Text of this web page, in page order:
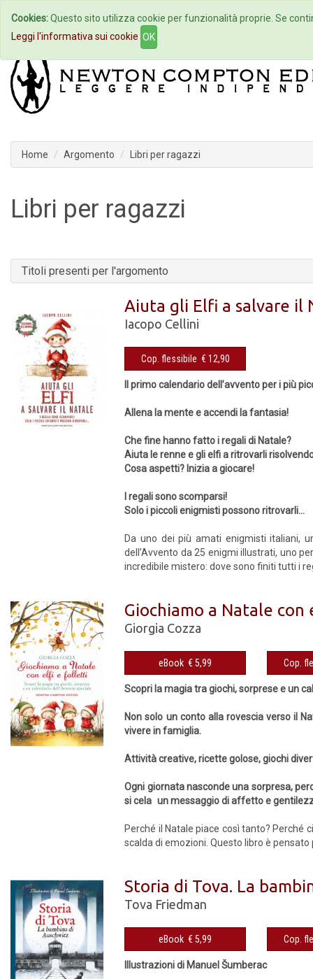
Home Autori Eventi
Home Argomento Libri per ragazzi
Libri per ragazzi
Titoli presenti per l'argomento
Aiuta gli Elfi a salvare il
Iacopo Cellini
Cop. flessibile € 12,90
Il primo calendario dell’avvento per i più
Allena la mente e accendi la fantasia!
Che fine hanno fatto i regali di Natale?
Aiuta le renne e gli elfi a ritrovarli
Cosa aspetti? Inizia a giocare!
I regali sono scomparsi!
Solo i piccoli enigmisti possono ritrovarli...
Da uno dei più amati enigmisti italiani,
dell’Avvento da 25 enigmi illustrati, uno
incredibile mistero: dove sono finiti tutti i
Giochiamo a Natale
Giorgia Cozza
eBook € 5,99
Scopri la magia tra giochi, sorprese e un
Non solo un conto alla rovescia verso il
vivere in famiglia.
Attività creative, ricette golose, giochi
Ogni giornata nasconde una sorpresa,
si cela un messaggio di affetto e
Perché il Natale piace così tanto? Perché
scalda di emozioni. Questo libro è
Storia di Tova. La
Tova Friedman
eBook € 5,99
Illustrazioni di Manuel Šumberac
Cookies:Questo sito utilizza cookie per funzionalità proprie. Se
Leggi l'informativa sui cookie OK